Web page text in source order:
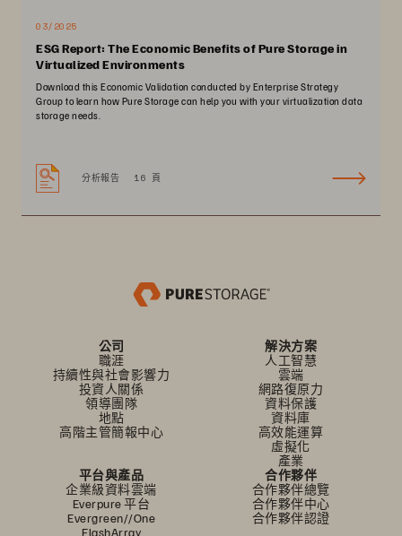
03/2025
ESG Report: The Economic Benefits of Pure Storage in
Virtualized Environments
Download this Economic Validation conducted by Enterprise Strategy
Group to learn how Pure Storage can help you with your virtualization data
storage needs.
分析報告 16 頁
公司
職涯
持續性與社會影響力
投資人關係
領導團隊
地點
高階主管簡報中心
解決方案
人工智慧
雲端
網路復原力
資料保護
資料庫
高效能運算
虛擬化
產業
平台與產品
企業級資料雲端
Everpure 平台
Evergreen//One
FlashArray
合作夥伴
合作夥伴總覽
合作夥伴中心
合作夥伴認證